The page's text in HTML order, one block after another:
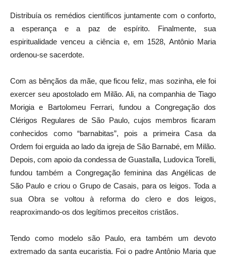
Distribuía os remédios científicos juntamente com o conforto,
a esperança e a paz de espírito. Finalmente, sua
espiritualidade venceu a ciência e, em 1528, Antônio Maria
ordenou-se sacerdote.
Com as bênçãos da mãe, que ficou feliz, mas sozinha, ele foi
exercer seu apostolado em Milão. Ali, na companhia de Tiago
Morigia e Bartolomeu Ferrari, fundou a Congregação dos
Clérigos Regulares de São Paulo, cujos membros ficaram
conhecidos como “barnabitas”, pois a primeira Casa da
Ordem foi erguida ao lado da igreja de São Barnabé, em Milão.
Depois, com apoio da condessa de Guastalla, Ludovica Torelli,
fundou também a Congregação feminina das Angélicas de
São Paulo e criou o Grupo de Casais, para os leigos. Toda a
sua Obra se voltou à reforma do clero e dos leigos,
reaproximando-os dos legítimos preceitos cristãos.
Tendo como modelo são Paulo, era também um devoto
extremado da santa eucaristia. Foi o padre Antônio Maria que